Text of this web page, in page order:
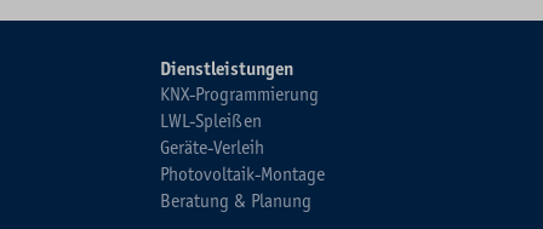
Dienstleistungen
KNX-Programmierung
LWL-Spleißen
Geräte-Verleih
Photovoltaik-Montage
Beratung & Planung